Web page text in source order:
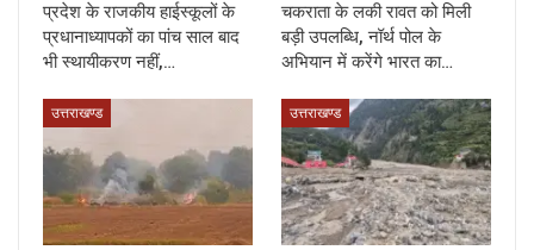
प्रदेश के राजकीय हाईस्कूलों के
प्रधानाध्यापकों का पांच साल बाद
भी स्थायीकरण नहीं,…
चकराता के लकी रावत को मिली
बड़ी उपलब्धि, नॉर्थ पोल के
अभियान में करेंगे भारत का…
उत्तराखण्ड उत्तराखण्ड